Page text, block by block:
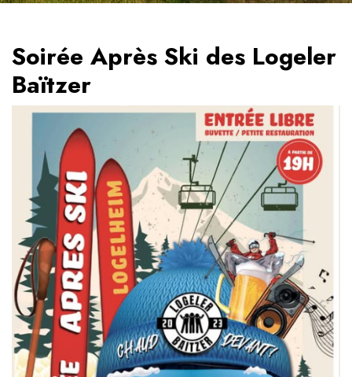
Soirée Après Ski des Logeler
Baïtzer